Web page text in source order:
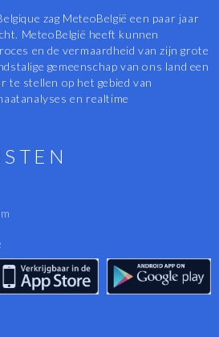
zag MeteoBelgië een paar jaar
MeteoBelgië heeft kunnen
en de vermaardheid van zijn grote
gemeenschap van ons land een
te stellen op het gebied van
en realtime